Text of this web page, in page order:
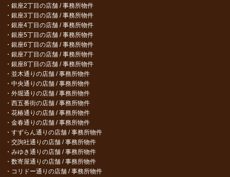
銀座2丁目の店舗 / 事務所物件
銀座3丁目の店舗 / 事務所物件
銀座4丁目の店舗 / 事務所物件
銀座5丁目の店舗 / 事務所物件
銀座6丁目の店舗 / 事務所物件
銀座7丁目の店舗 / 事務所物件
銀座8丁目の店舗 / 事務所物件
並木通りの店舗 / 事務所物件
中央通りの店舗 / 事務所物件
外堀通りの店舗 / 事務所物件
西五番街の店舗 / 事務所物件
花椿通りの店舗 / 事務所物件
金春通りの店舗 / 事務所物件
すずらん通りの店舗 / 事務所物件
交詢社通りの店舗 / 事務所物件
みゆき通りの店舗 / 事務所物件
数寄屋通りの店舗 / 事務所物件
コリドー通りの店舗 / 事務所物件